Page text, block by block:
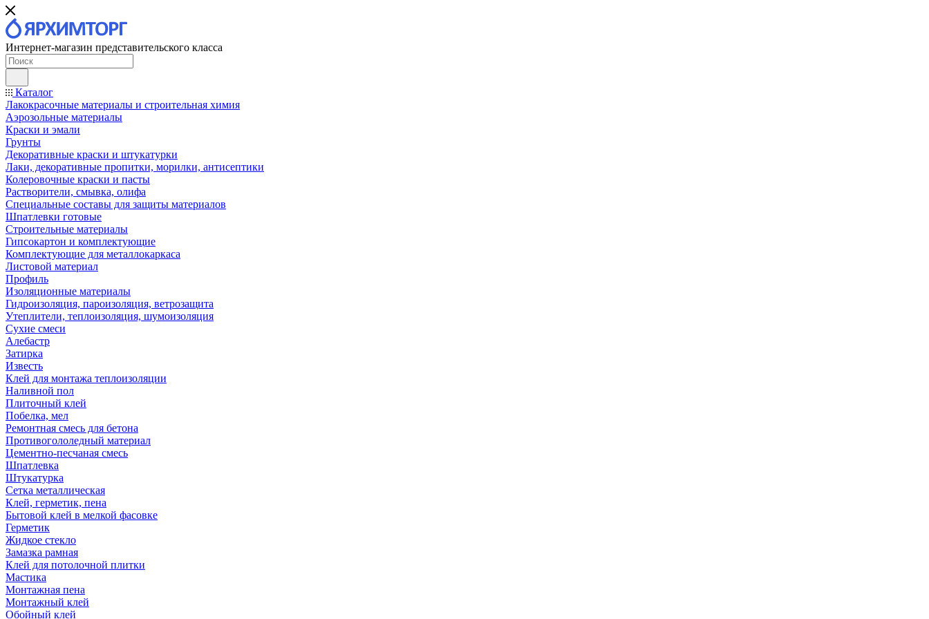
Интернет-магазин представительского класса
Каталог
Лакокрасочные материалы и строительная химия
Аэрозольные материалы
Краски и эмали
Грунты
Декоративные краски и штукатурки
Лаки, декоративные пропитки, морилки, антисептики
Колеровочные краски и пасты
Растворители, смывка, олифа
Специальные составы для защиты материалов
Шпатлевки готовые
Строительные материалы
Гипсокартон и комплектующие
Комплектующие для металлокаркаса
Листовой материал
Профиль
Изоляционные материалы
Гидроизоляция, пароизоляция, ветрозащита
Утеплители, теплоизоляция, шумоизоляция
Сухие смеси
Алебастр
Затирка
Известь
Клей для монтажа теплоизоляции
Наливной пол
Плиточный клей
Побелка, мел
Ремонтная смесь для бетона
Противогололедный материал
Цементно-песчаная смесь
Шпатлевка
Штукатурка
Сетка металлическая
Клей, герметик, пена
Бытовой клей в мелкой фасовке
Герметик
Жидкое стекло
Замазка рамная
Клей для потолочной плитки
Мастика
Монтажная пена
Монтажный клей
Обойный клей